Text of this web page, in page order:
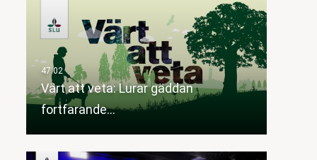
Värt att veta: Lurar gäddan
fortfarande…